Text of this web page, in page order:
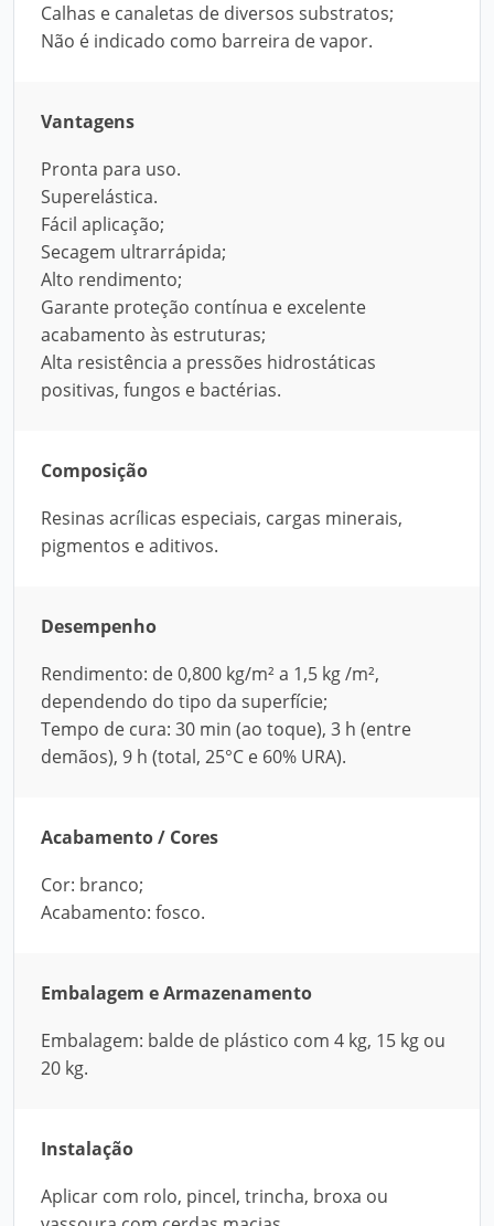
Calhas e canaletas de diversos substratos;
Não é indicado como barreira de vapor.
Vantagens
Pronta para uso.
Superelástica.
Fácil aplicação;
Secagem ultrarrápida;
Alto rendimento;
Garante proteção contínua e excelente
acabamento às estruturas;
Alta resistência a pressões hidrostáticas
positivas, fungos e bactérias.
Composição
Resinas acrílicas especiais, cargas minerais,
pigmentos e aditivos.
Desempenho
Rendimento: de 0,800 kg/m² a 1,5 kg /m²,
dependendo do tipo da superfície;
Tempo de cura: 30 min (ao toque), 3 h (entre
demãos), 9 h (total, 25°C e 60% URA).
Acabamento / Cores
Cor: branco;
Acabamento: fosco.
Embalagem e Armazenamento
Embalagem: balde de plástico com 4 kg, 15 kg ou
20 kg.
Instalação
Aplicar com rolo, pincel, trincha, broxa ou